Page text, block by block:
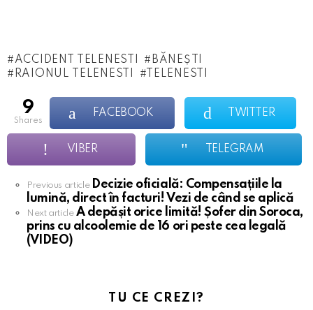
ACCIDENT TELENESTI
BĂNEȘTI
RAIONUL TELENESTI
TELENESTI
9
shares
FACEBOOK TWITTER
VIBER TELEGRAM
See
Previous article Decizie oficială: Compensațiile la
lumină, direct în facturi! Vezi de când se aplică
Next article A depășit orice limită! Șofer din Soroca,
prins cu alcoolemie de 16 ori peste cea legală
(VIDEO)
TU CE CREZI?